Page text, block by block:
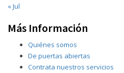
« Jul
Más Información
Quiénes somos
De puertas abiertas
Contrata nuestros servicios